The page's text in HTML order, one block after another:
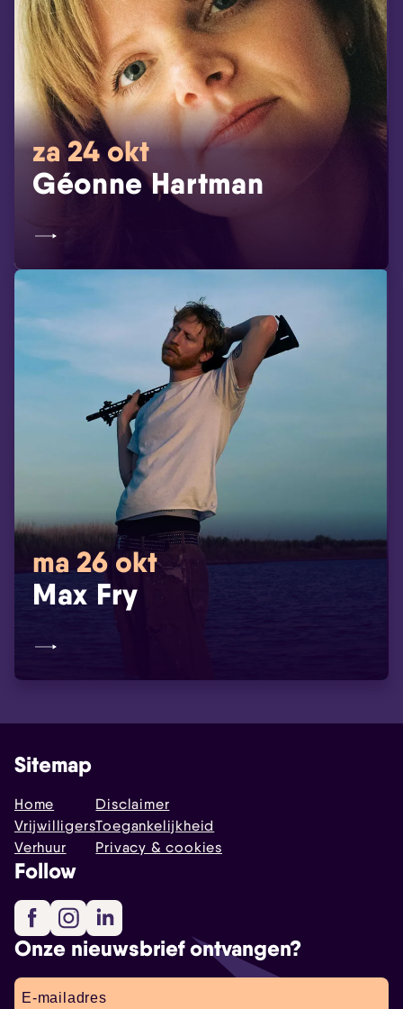
za 24 okt
Géonne Hartman
ma 26 okt
Max Fry
Sitemap
Home
Vrijwilligers
Verhuur
Disclaimer
Toegankelijkheid
Privacy & cookies
Follow
FacebookInstagram
Onze nieuwsbrief ontvangen?